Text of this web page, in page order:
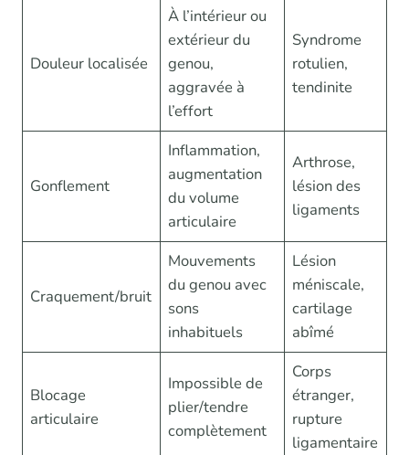
Douleur localisée
À l’intérieur ou
extérieur du
genou,
aggravée à
l’effort
Syndrome
rotulien,
tendinite
Gonflement
Inflammation,
augmentation
du volume
articulaire
Arthrose,
lésion des
ligaments
Craquement/bruit
Mouvements
du genou avec
sons
inhabituels
Lésion
méniscale,
cartilage
abîmé
Blocage
articulaire
Impossible de
plier/tendre
complètement
Corps
étranger,
rupture
ligamentaire